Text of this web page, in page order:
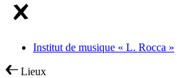
Institut de musique « L. Rocca »
Lieux